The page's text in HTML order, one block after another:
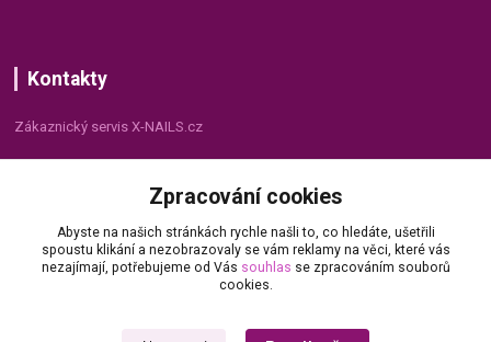
Kontakty
Zákaznický servis X-NAILS.cz
+420 735 055 075
info@x-nails.cz
Zpracování cookies
Abyste na našich stránkách rychle našli to, co hledáte, ušetřili
spoustu klikání a nezobrazovaly se vám reklamy na věci, které vás
nezajímají, potřebujeme od Vás souhlas se zpracováním souborů
cookies.